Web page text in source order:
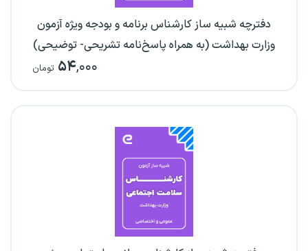
دفترچه شبیه ساز کارشناس برنامه و بودجه ویژه آزمون
وزارت بهداشت (به همراه پاسخ‌نامه تشریحی- توضیحی)
۵۴,۰۰۰ تومان